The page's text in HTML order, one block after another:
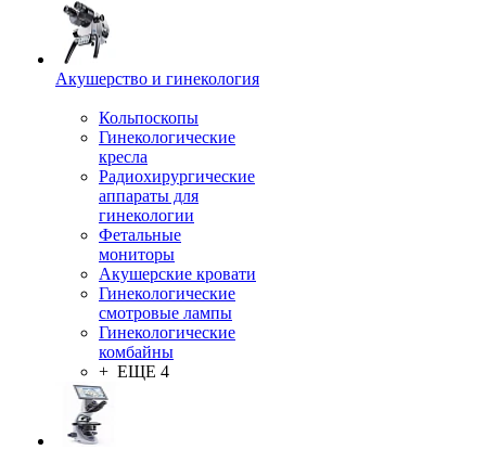
Акушерство и гинекология
Кольпоскопы
Гинекологические
кресла
Радиохирургические
аппараты для
гинекологии
Фетальные
мониторы
Акушерские кровати
Гинекологические
смотровые лампы
Гинекологические
комбайны
+ ЕЩЕ 4